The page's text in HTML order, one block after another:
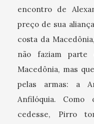
encontro de
preço de sua
costa da
não faziam
Macedônia, mas
pelas armas: a
Anfilóquia.
cedesse, Pirro